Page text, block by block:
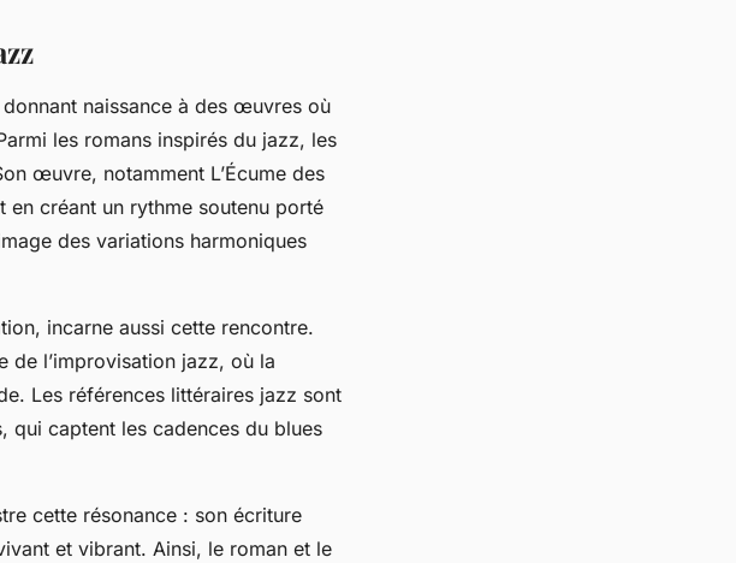
donnant naissance à des œuvres où
les romans inspirés du jazz, les
œuvre, notamment L’Écume des
en créant un rythme soutenu porté
des variations harmoniques
incarne aussi cette rencontre.
de l’improvisation jazz, où la
Les références littéraires jazz sont
qui captent les cadences du blues
cette résonance : son écriture
et vibrant. Ainsi, le roman et le